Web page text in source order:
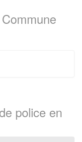
police en